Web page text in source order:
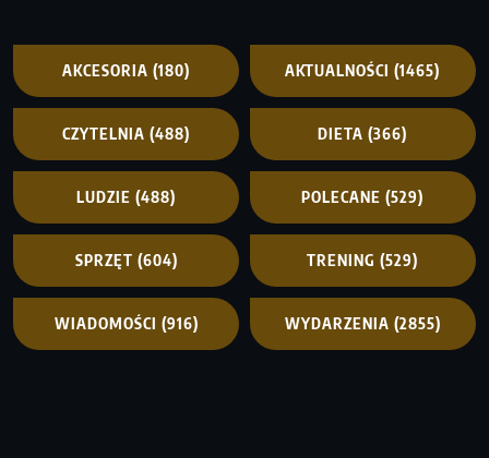
AKCESORIA (180) AKTUALNOŚCI (1465)
CZYTELNIA (488) DIETA (366)
LUDZIE (488) POLECANE (529)
SPRZĘT (604) TRENING (529)
WIADOMOŚCI (916) WYDARZENIA (2855)